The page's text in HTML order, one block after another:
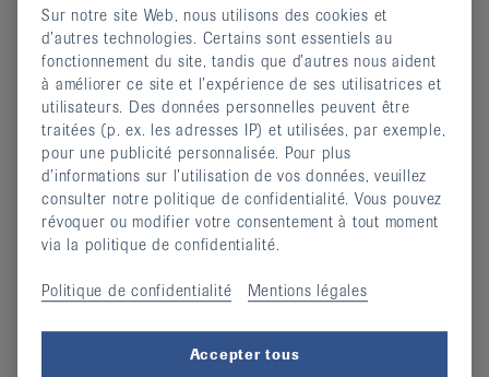
maintenant !
02 octobre 2025
Invitation au concours d'écriture de EULAR.
continuer
Sur notre site Web, nous utilisons des cookies et
d’autres technologies. Certains sont essentiels au
fonctionnement du site, tandis que d’autres nous aident
à améliorer ce site et l’expérience de ses utilisatrices et
utilisateurs. Des données personnelles peuvent être
traitées (p. ex. les adresses IP) et utilisées, par exemple,
pour une publicité personnalisée. Pour plus
d’informations sur l’utilisation de vos données, veuillez
consulter notre politique de confidentialité. Vous pouvez
révoquer ou modifier votre consentement à tout moment
via la politique de confidentialité.
Politique de confidentialité Mentions légales
Accepter tous